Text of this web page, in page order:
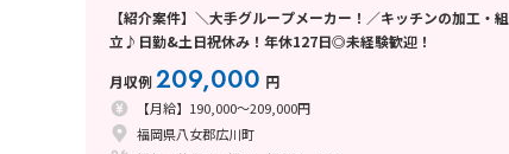
【紹介案件】＼大手グループメーカー！／キッチンの加工・組
立♪日勤&土日祝休み！年休127日◎未経験歓迎！
月収例209,000 円
【月給】190,000～209,000円
福岡県八女郡広川町